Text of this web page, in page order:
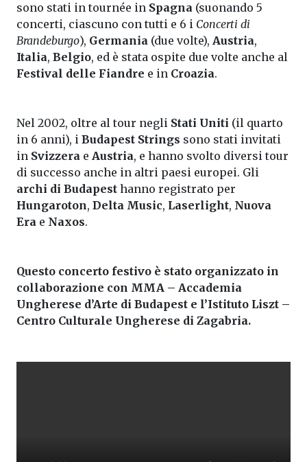
sono stati in tournée in Spagna (suonando 5
concerti, ciascuno con tutti e 6 i Concerti di
Brandeburgo), Germania (due volte), Austria,
Italia, Belgio, ed è stata ospite due volte anche al
Festival delle Fiandre e in Croazia.
Nel 2002, oltre al tour negli Stati Uniti (il quarto
in 6 anni), i Budapest Strings sono stati invitati
in Svizzera e Austria, e hanno svolto diversi tour
di successo anche in altri paesi europei. Gli
archi di Budapest hanno registrato per
Hungaroton, Delta Music, Laserlight, Nuova
Era e Naxos.
Questo concerto festivo è stato organizzato in
collaborazione con MMA – Accademia
Ungherese d’Arte di Budapest e l’Istituto Liszt –
Centro Culturale Ungherese di Zagabria.